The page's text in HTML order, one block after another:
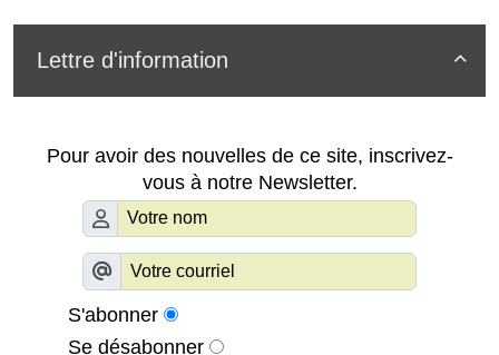

Lettre d'information
Pour avoir des nouvelles de ce site, inscrivez-
vous à notre Newsletter.
S'abonner
Se désabonner